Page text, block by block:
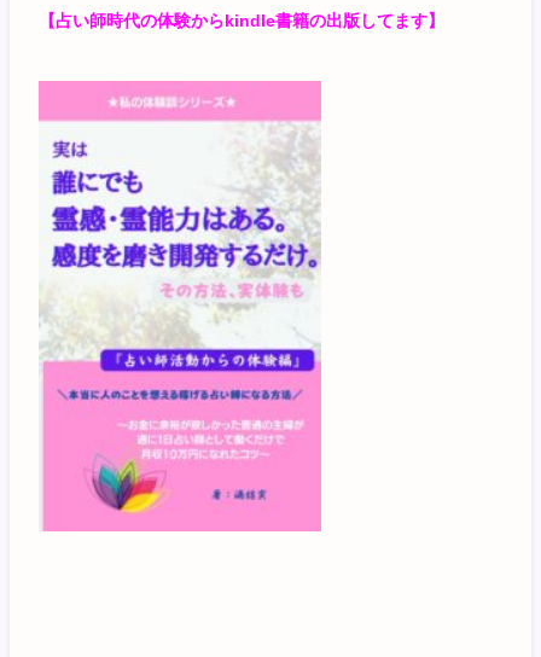
【占い師時代の体験からkindle書籍の出版してます】